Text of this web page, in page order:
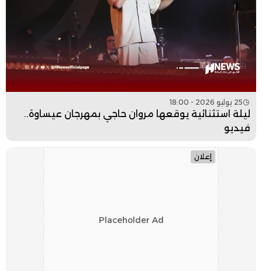
25 يوليو 2026 - 18:00
ليلة استثنائية يوقعها مروان حاجي بمهرجان عيساوة..
فيديو
إعلان
Placeholder Ad